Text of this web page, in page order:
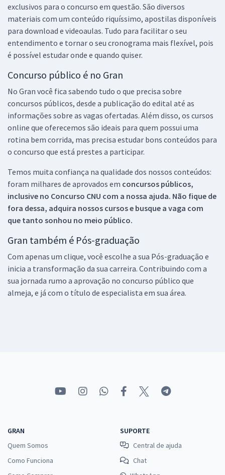
exclusivos para o concurso em questão. São diversos
materiais com um conteúdo riquíssimo, apostilas disponíveis
para download e videoaulas. Tudo para facilitar o seu
entendimento e tornar o seu cronograma mais flexível, pois
é possível estudar onde e quando quiser.
Concurso público é no Gran
No Gran você fica sabendo tudo o que precisa sobre
concursos públicos, desde a publicação do edital até as
informações sobre as vagas ofertadas. Além disso, os cursos
online que oferecemos são ideais para quem possui uma
rotina bem corrida, mas precisa estudar bons conteúdos para
o concurso que está prestes a participar.
Temos muita confiança na qualidade dos nossos conteúdos:
foram milhares de aprovados em concursos públicos,
inclusive no Concurso CNU com a nossa ajuda. Não fique de
fora dessa, adquira nossos cursos e busque a vaga com
que tanto sonhou no meio público.
Gran também é Pós-graduação
Com apenas um clique, você escolhe a sua Pós-graduação e
inicia a transformação da sua carreira. Contribuindo com a
sua jornada rumo a aprovação no concurso público que
almeja, e já com o título de especialista em sua área.
GRAN
Quem Somos
Como Funciona
SUPORTE
Central de ajuda
Chat